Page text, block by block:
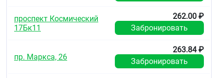
проспект Космический
17Бк11
262.00 ₽
Забронировать
пр. Маркса, 26
263.84 ₽
Забронировать